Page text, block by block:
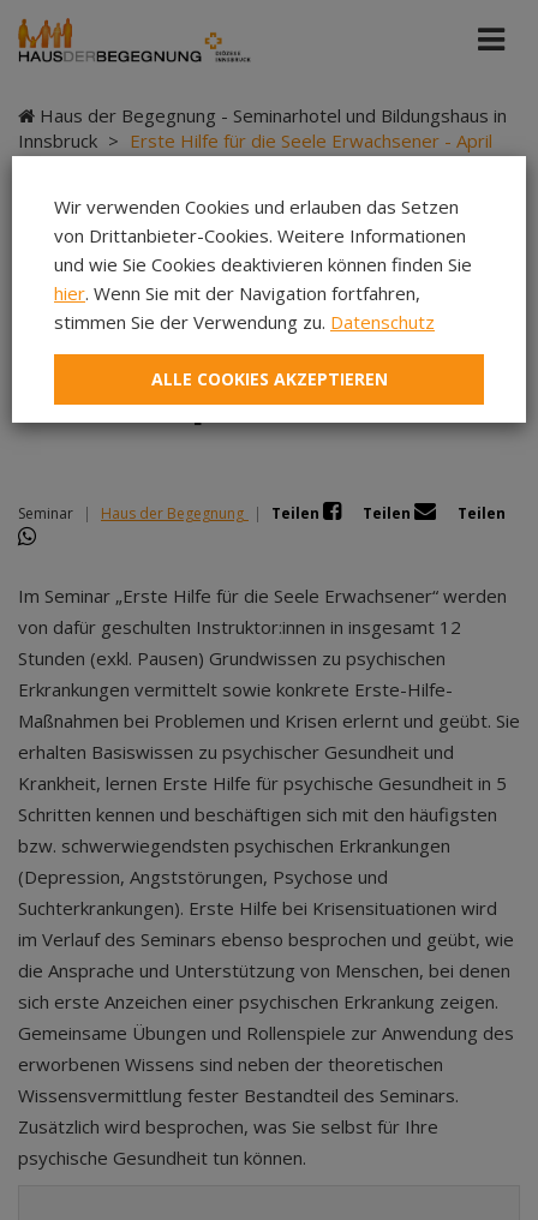
Haus der Begegnung - Seminarhotel und Bildungshaus in
Innsbruck > Erste Hilfe für die Seele Erwachsener - April
Erste Hilfe für die
Seele Erwachsener -
April 2026
Seminar | Haus der Begegnung | Teilen Teilen Teilen
Im Seminar „Erste Hilfe für die Seele Erwachsener“ werden
von dafür geschulten Instruktor:innen in insgesamt 12
Stunden (exkl. Pausen) Grundwissen zu psychischen
Erkrankungen vermittelt sowie konkrete Erste-Hilfe-
Maßnahmen bei Problemen und Krisen erlernt und geübt. Sie
erhalten Basiswissen zu psychischer Gesundheit und
Krankheit, lernen Erste Hilfe für psychische Gesundheit in 5
Schritten kennen und beschäftigen sich mit den häufigsten
bzw. schwerwiegendsten psychischen Erkrankungen
(Depression, Angststörungen, Psychose und
Suchterkrankungen). Erste Hilfe bei Krisensituationen wird
im Verlauf des Seminars ebenso besprochen und geübt, wie
die Ansprache und Unterstützung von Menschen, bei denen
sich erste Anzeichen einer psychischen Erkrankung zeigen.
Gemeinsame Übungen und Rollenspiele zur Anwendung des
erworbenen Wissens sind neben der theoretischen
Wissensvermittlung fester Bestandteil des Seminars.
Zusätzlich wird besprochen, was Sie selbst für Ihre
psychische Gesundheit tun können.
Wir verwenden Cookies und erlauben das Setzen
von Drittanbieter-Cookies. Weitere Informationen
und wie Sie Cookies deaktivieren können finden Sie
hier. Wenn Sie mit der Navigation fortfahren,
stimmen Sie der Verwendung zu. Datenschutz
ALLE COOKIES AKZEPTIEREN